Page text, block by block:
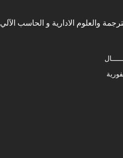
والعلوم الادارية و الحاسب الآلي